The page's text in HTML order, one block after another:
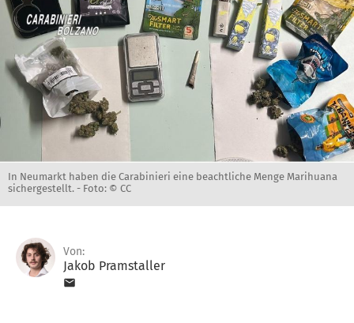
In Neumarkt haben die Carabinieri eine beachtliche Menge Marihuana
sichergestellt. - Foto: © CC
Von:
Jakob Pramstaller